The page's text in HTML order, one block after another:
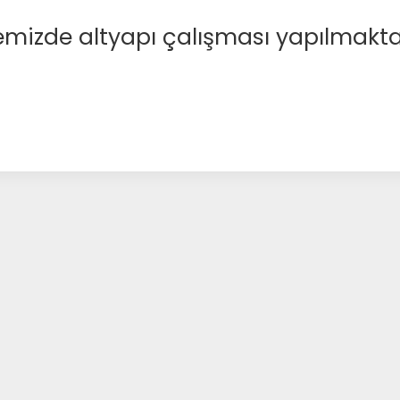
altyapı çalışması